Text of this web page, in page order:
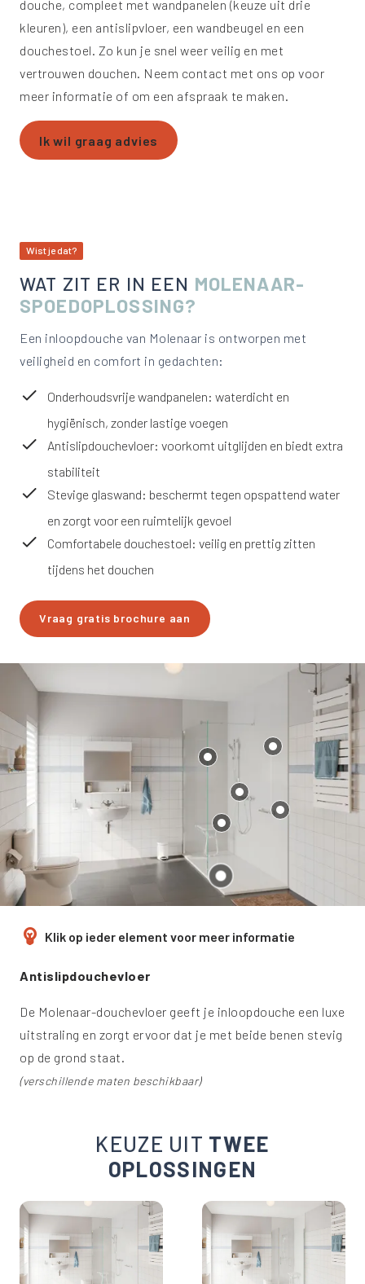
douche, compleet met wandpanelen (keuze uit drie
kleuren), een antislipvloer, een wandbeugel en een
douchestoel. Zo kun je snel weer veilig en met
vertrouwen douchen. Neem contact met ons op voor
meer informatie of om een afspraak te maken.
Ik wil graag advies
Wist je dat?
WAT ZIT ER IN EEN MOLENAAR-
SPOEDOPLOSSING?
Een inloopdouche van Molenaar is ontworpen met
veiligheid en comfort in gedachten:
Onderhoudsvrije wandpanelen: waterdicht en
hygiënisch, zonder lastige voegen
Antislipdouchevloer: voorkomt uitglijden en biedt extra
stabiliteit
Stevige glaswand: beschermt tegen opspattend water
en zorgt voor een ruimtelijk gevoel
Comfortabele douchestoel: veilig en prettig zitten
tijdens het douchen
Vraag gratis brochure aan
emoji_objects Klik op ieder element voor meer informatie
Antislipdouchevloer
De Molenaar-douchevloer geeft je inloopdouche een luxe
uitstraling en zorgt ervoor dat je met beide benen stevig
op de grond staat.
(verschillende maten beschikbaar)
(beschikbaar in 3 kleuren)
KEUZE UIT TWEE
OPLOSSINGEN